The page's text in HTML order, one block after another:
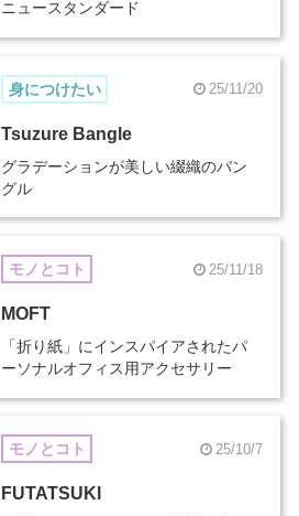
ニュースタンダード
身につけたい 25/11/20
Tsuzure Bangle
グラデーションが美しい綴織のバン
グル
モノとコト 25/11/18
MOFT
「折り紙」にインスパイアされたパ
ーソナルオフィス用アクセサリー
モノとコト 25/10/7
FUTATSUKI